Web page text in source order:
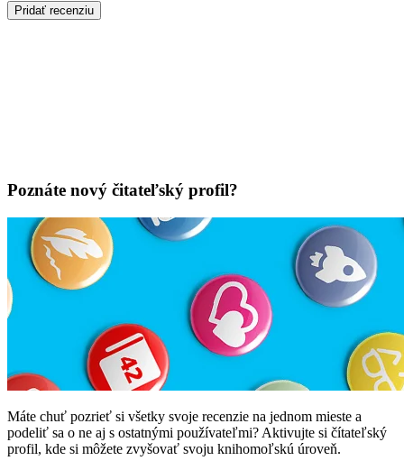
Pridať recenziu
Poznáte nový čitateľský profil?
Máte chuť pozrieť si všetky svoje recenzie na jednom mieste a
podeliť sa o ne aj s ostatnými používateľmi? Aktivujte si čítateľský
profil, kde si môžete zvyšovať svoju knihomoľskú úroveň.